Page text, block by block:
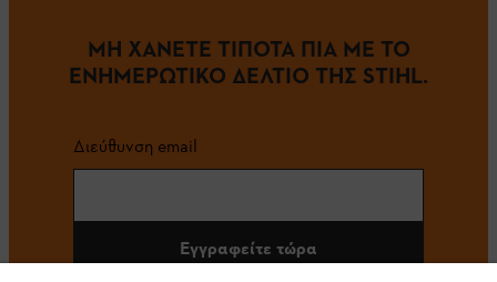
ΜΗ ΧΑΝΕΤΕ ΤΙΠΟΤΑ ΠΙΑ ΜΕ ΤΟ
ΕΝΗΜΕΡΩΤΙΚΟ ΔΕΛΤΙΟ ΤΗΣ STIHL.
Διεύθυνση email
Εγγραφείτε τώρα